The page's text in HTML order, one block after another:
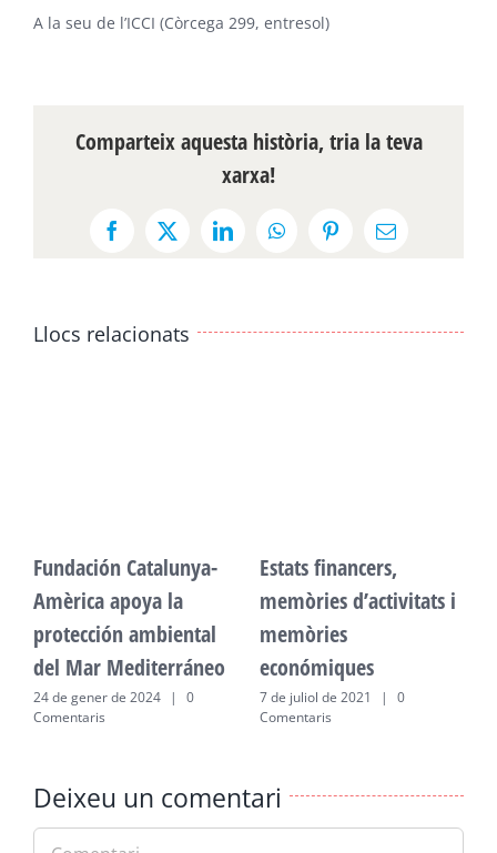
A la seu de l’ICCI (Còrcega 299, entresol)
Comparteix aquesta història, tria la teva
xarxa!
Facebook
X LinkedInWhatsAppPinterestEmail:
Llocs relacionats
Fundación Catalunya-
Amèrica apoya la
protección ambiental
del Mar Mediterráneo
24 de gener de 2024 |
0
Comentaris
Estats financers,
memòries d’activitats i
memòries
económiques
7 de juliol de 2021 |
0
Comentaris
Deixeu un comentari